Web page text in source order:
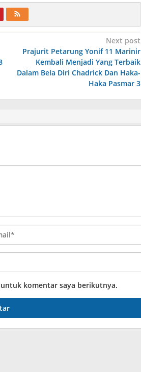
Next post
Prajurit Petarung Yonif 11 Marinir
Kembali Menjadi Yang Terbaik
Dalam Bela Diri Chadrick Dan Haka-
Haka Pasmar 3
komentar saya berikutnya.